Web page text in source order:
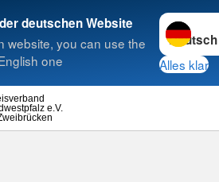
deutschen Website
website, you can use the
one
Sprache
Alles klar
e.V.
Suche